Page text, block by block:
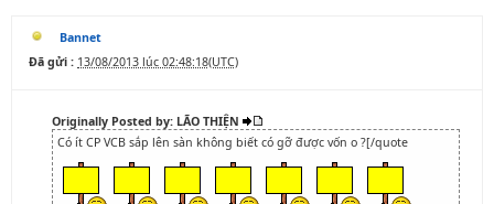
Bannet
Đã gửi : 13/08/2013 lúc 02:48:18(UTC)
Originally Posted by: LÃO THIỆN
Có ít CP VCB sắp lên sàn không biết có gỡ được vốn o ?[/quote